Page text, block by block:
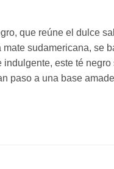
que reúne el dulce
sudamericana, se
este té
paso a una base